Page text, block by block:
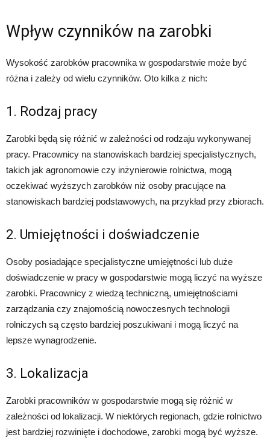
Wpływ czynników na zarobki
Wysokość zarobków pracownika w gospodarstwie może być
różna i zależy od wielu czynników. Oto kilka z nich:
1. Rodzaj pracy
Zarobki będą się różnić w zależności od rodzaju wykonywanej
pracy. Pracownicy na stanowiskach bardziej specjalistycznych,
takich jak agronomowie czy inżynierowie rolnictwa, mogą
oczekiwać wyższych zarobków niż osoby pracujące na
stanowiskach bardziej podstawowych, na przykład przy zbiorach.
2. Umiejętności i doświadczenie
Osoby posiadające specjalistyczne umiejętności lub duże
doświadczenie w pracy w gospodarstwie mogą liczyć na wyższe
zarobki. Pracownicy z wiedzą techniczną, umiejętnościami
zarządzania czy znajomością nowoczesnych technologii
rolniczych są często bardziej poszukiwani i mogą liczyć na
lepsze wynagrodzenie.
3. Lokalizacja
Zarobki pracowników w gospodarstwie mogą się różnić w
zależności od lokalizacji. W niektórych regionach, gdzie rolnictwo
jest bardziej rozwinięte i dochodowe, zarobki mogą być wyższe.